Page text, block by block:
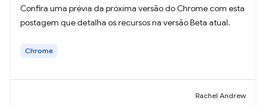
Confira uma prévia da próxima versão do Chrome com esta
postagem que detalha os recursos na versão Beta atual.
Chrome
Rachel Andrew